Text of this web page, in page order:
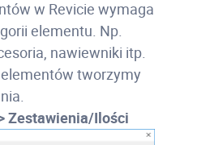
w Revicie wymaga
elementu. Np.
nawiewniki itp.
tworzymy
Zestawienia/Ilości